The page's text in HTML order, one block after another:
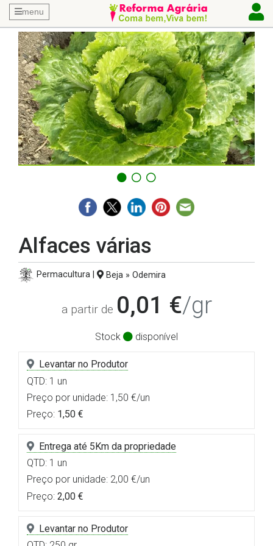
menu
Alfaces várias
Permacultura | Beja » Odemira
a partir de 0,01 €/gr
Stock disponível
Levantar no Produtor
QTD: 1 un
Preço por unidade: 1,50 €/un
Preço: 1,50 €
Entrega até 5Km da propriedade
QTD: 1 un
Preço por unidade: 2,00 €/un
Preço: 2,00 €
Levantar no Produtor